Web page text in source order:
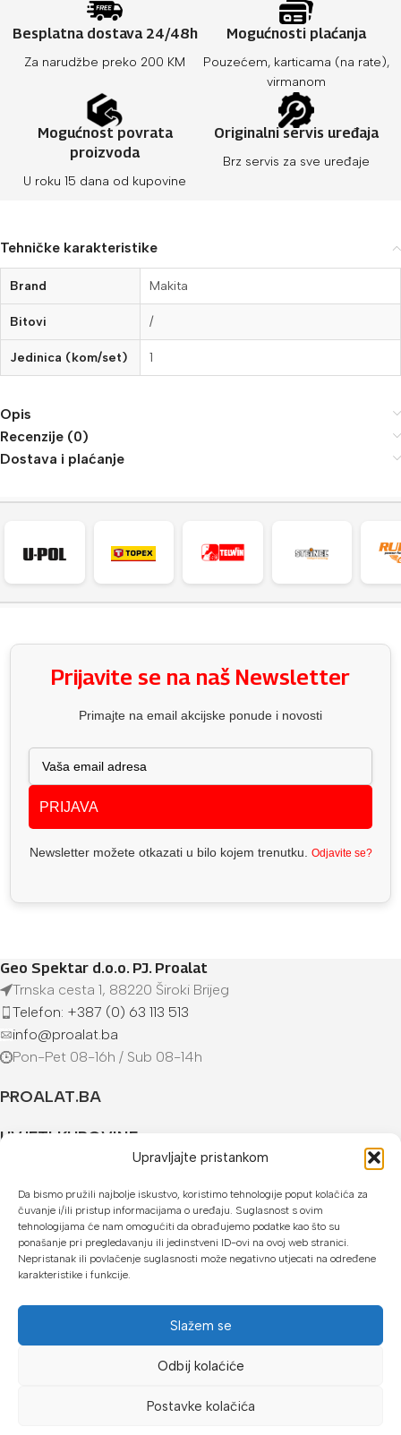
Upravljajte pristankom
Da bismo pružili najbolje iskustvo, koristimo tehnologije poput kolačića za
čuvanje i/ili pristup informacijama o uređaju. Suglasnost s ovim
tehnologijama će nam omogućiti da obrađujemo podatke kao što su
ponašanje pri pregledavanju ili jedinstveni ID-ovi na ovoj web stranici.
Nepristanak ili povlačenje suglasnosti može negativno utjecati na određene
karakteristike i funkcije.
Slažem se
Odbij kolaćiće
Postavke kolačića
Besplatna dostava 24/48h
Za narudžbe preko 200 KM
Mogućnosti plaćanja
Pouzećem, karticama (na rate),
virmanom
Mogućnost povrata
proizvoda
U roku 15 dana od kupovine
Originalni servis uređaja
Brz servis za sve uređaje
Tehničke karakteristike
Brand Makita
Bitovi /
Jedinica (kom/set) 1
Opis
Recenzije (0)
Dostava i plaćanje
Prijavite se na naš Newsletter
Primajte na email akcijske ponude i novosti
PRIJAVA
Newsletter možete otkazati u bilo kojem trenutku. Odjavite se?
Geo Spektar d.o.o. PJ. Proalat
Trnska cesta 1, 88220 Široki Brijeg
Telefon: +387 (0) 63 113 513
info@proalat.ba
Pon-Pet 08-16h / Sub 08-14h
PROALAT.BA
UVJETI KUPOVINE
U našoj web trgovini možete platiti:
Kreditnim karticama jednokratno ili do 24 rate
Gotovinom prilikom preuzimanja
Mikrofin do 18 rata
Copyright © 2026 Proalat.ba